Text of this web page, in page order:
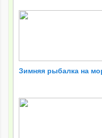
Зимняя рыбалка на